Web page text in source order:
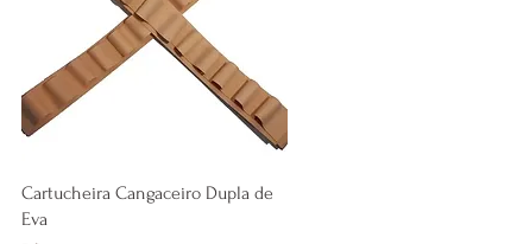
Visualização rápida
Cartucheira Cangaceiro Dupla de
Eva